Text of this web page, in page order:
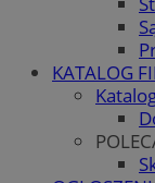
KATALOG